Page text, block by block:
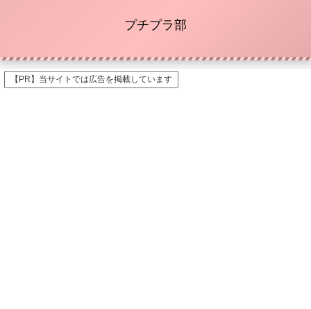
プチプラ部
【PR】当サイトでは広告を掲載しています